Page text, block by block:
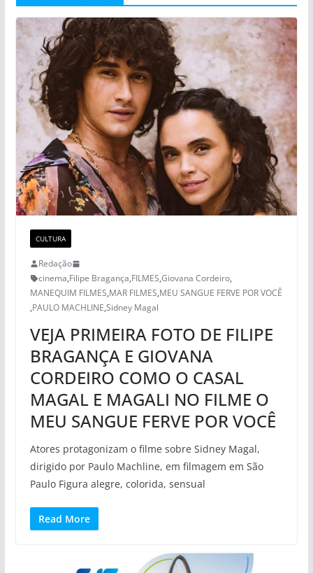
CULTURA
Redação
cinema,Filipe Bragança,FILMES,Giovana Cordeiro,
MANEQUIM FILMES,MAR FILMES,MEU SANGUE FERVE POR VOCÊ
,PAULO MACHLINE,Sidney Magal
VEJA PRIMEIRA FOTO DE FILIPE
BRAGANÇA E GIOVANA
CORDEIRO COMO O CASAL
MAGAL E MAGALI NO FILME O
MEU SANGUE FERVE POR VOCÊ
Atores protagonizam o filme sobre Sidney Magal,
dirigido por Paulo Machline, em filmagem em São
Paulo Figura alegre, colorida, sensual
Read More